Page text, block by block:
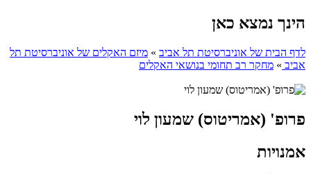
הינך נמצא כאן
לדף הבית של אוניברסיטת תל אביב » מיזם האקלים של אוניברסיטת תל
אביב » מחקר רב תחומי בנושאי האקלים
פרופ' (אמריטוס) שמעון לוי
אמנויות